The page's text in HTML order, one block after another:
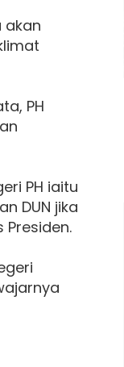
akan
PH
PH iaitu
DUN jika